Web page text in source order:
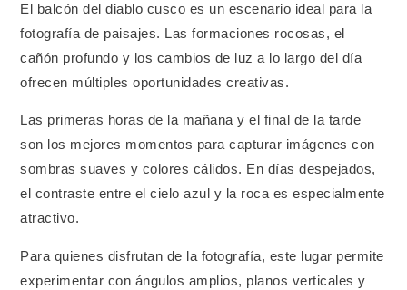
El balcón del diablo cusco es un escenario ideal para la
fotografía de paisajes. Las formaciones rocosas, el
cañón profundo y los cambios de luz a lo largo del día
ofrecen múltiples oportunidades creativas.
Las primeras horas de la mañana y el final de la tarde
son los mejores momentos para capturar imágenes con
sombras suaves y colores cálidos. En días despejados,
el contraste entre el cielo azul y la roca es especialmente
atractivo.
Para quienes disfrutan de la fotografía, este lugar permite
experimentar con ángulos amplios, planos verticales y